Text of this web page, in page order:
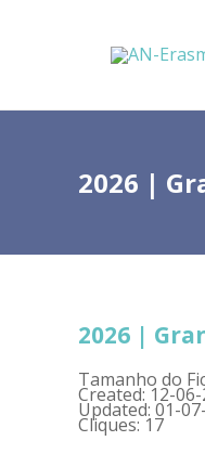
2026 |
2026 |
Tamanho do
Created: 12-
Updated: 01-
Cliques: 17